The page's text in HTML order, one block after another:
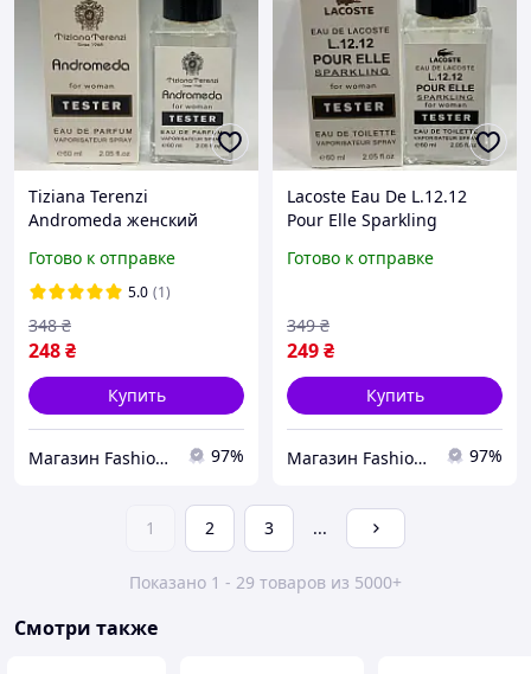
Tiziana Terenzi
Andromeda женский
Готово к отправке
5.0 (1)
248₴
348 ₴
Купить
Магазин Fashion House 97%
Lacoste Eau De L.12.12
Pour Elle Sparkling
60 мл
Готово к отправке
249₴
349 ₴
Купить
Магазин Fashion House 97%
1 2 3 ...
Показано 1 - 29 товаров из 5000+
Смотри также